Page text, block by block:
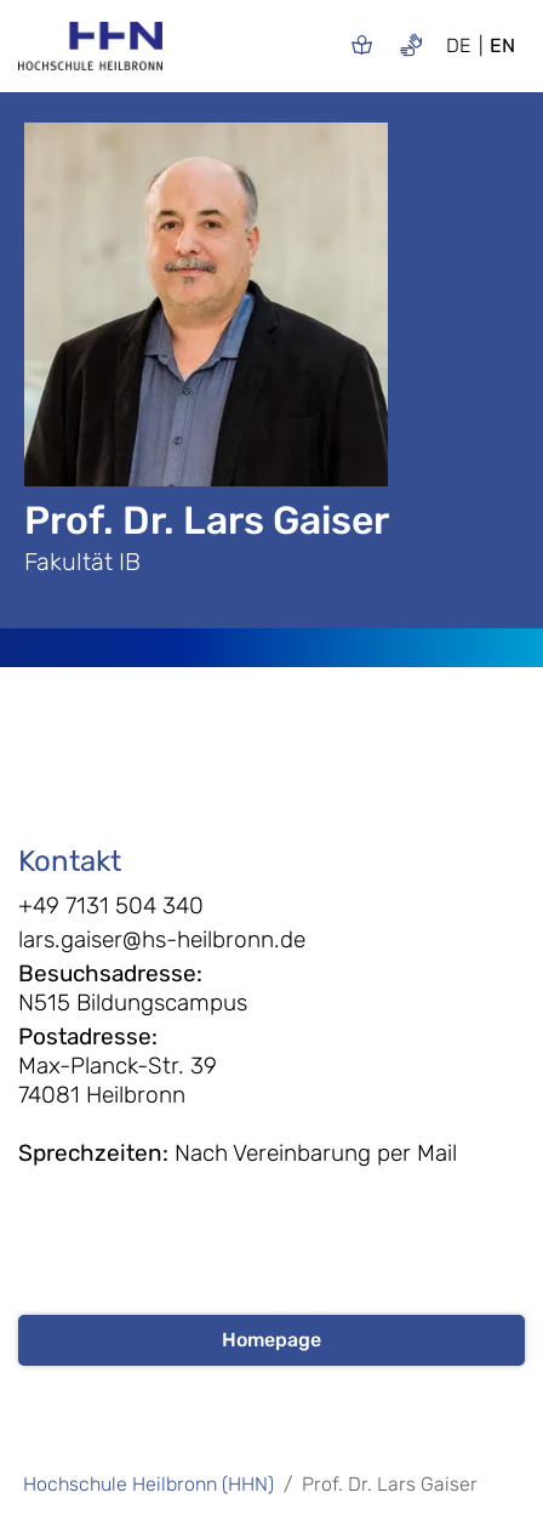
DE EN
Prof. Dr. Lars Gaiser
Fakultät IB
Kontakt
+49 7131 504 340
lars.gaiser@hs-heilbronn.de
Besuchsadresse:
N515 Bildungscampus
Postadresse:
Max-Planck-Str. 39
74081 Heilbronn
Sprechzeiten: Nach Vereinbarung per Mail
Homepage
Hochschule Heilbronn (HHN) Prof. Dr. Lars Gaiser